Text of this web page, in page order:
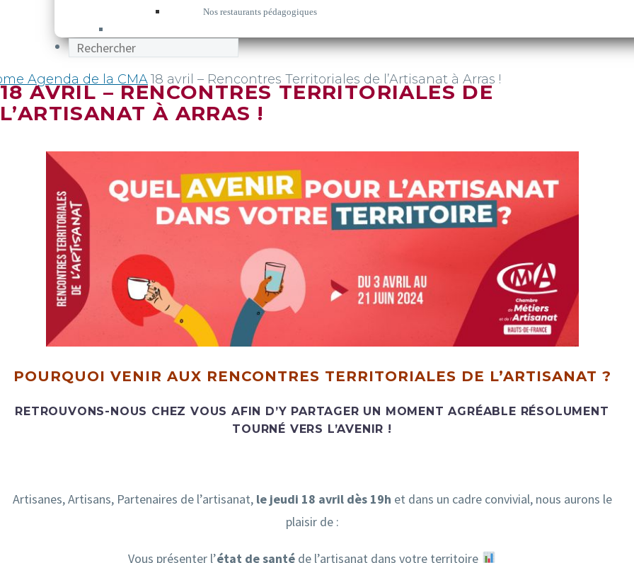
Nos restaurants pédagogiques
Agenda de la CMA18 avril – Rencontres Territoriales de l’Artisanat à Arras !
18 AVRIL – RENCONTRES TERRITORIALES DE
L’ARTISANAT À ARRAS !
POURQUOI VENIR AUX RENCONTRES TERRITORIALES DE L’ARTISANAT ?
RETROUVONS-NOUS CHEZ VOUS AFIN D’Y PARTAGER UN MOMENT AGRÉABLE RÉSOLUMENT
TOURNÉ VERS L’AVENIR !
Artisanes, Artisans, Partenaires de l’artisanat, le jeudi 18 avril dès 19h et dans un cadre convivial, nous aurons le
plaisir de :
Vous présenter l’état de santé de l’artisanat dans votre territoire